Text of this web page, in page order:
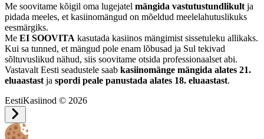
Me soovitame kõigil oma lugejatel mängida vastutustundlikult ja
pidada meeles, et kasiinomängud on mõeldud meelelahutuslikuks
eesmärgiks.
Me EI SOOVITA kasutada kasiinos mängimist sissetuleku allikaks.
Kui sa tunned, et mängud pole enam lõbusad ja Sul tekivad
sõltuvuslikud nähud, siis soovitame otsida professionaalset abi.
Vastavalt Eesti seadustele saab kasiinomänge mängida alates 21.
eluaastast ja spordi peale panustada alates 18. eluaastast.
EestiKasiinod © 2026